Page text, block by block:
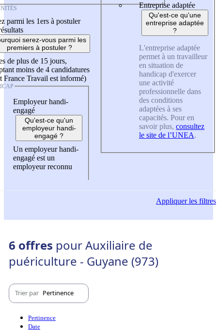
parmi les 1ers à postuler
serez-vous parmi les
premiers à postuler ?
de plus de 15 jours,
moins de 4 candidatures
France Travail est informé)
Employeur handi-
engagé
Qu'est-ce qu'un
employeur handi-
engagé ?
Un employeur handi-
engagé est un
employeur reconnu
Entreprise adaptée
Qu'est-ce qu'une
entreprise adaptée
?
L'entreprise adaptée
permet à un travailleur
en situation de
handicap d'exercer
une activité
professionnelle dans
des conditions
adaptées à ses
capacités. Pour en
savoir plus, consultez
le site de l’UNEA.
Appliquerles filtres
6 offres pour Auxiliaire de
puériculture - Guyane (973)
Trier par Pertinence
Pertinence
Date